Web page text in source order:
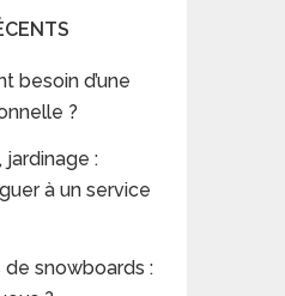
besoin d’une
?
jardinage :
à un service
snowboards :